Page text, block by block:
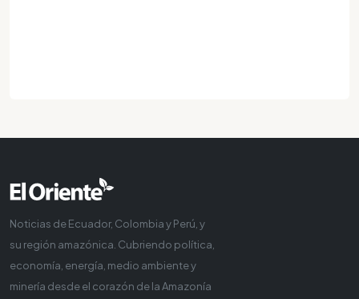
Noticias de Ecuador, Colombia y Perú, y
su región amazónica. Cubriendo política,
economía, energía, medio ambiente y
minería desde el corazón de la Amazonía